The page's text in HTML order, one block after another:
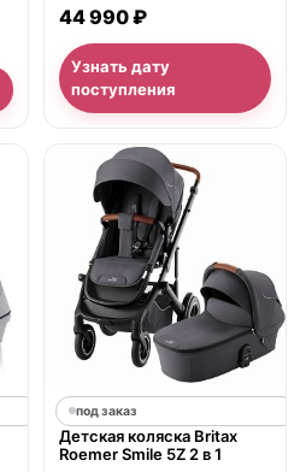
44 990 ₽
Узнать дату
поступления
под заказ
Детская коляска Britax
Roemer Smile 5Z 2 в 1